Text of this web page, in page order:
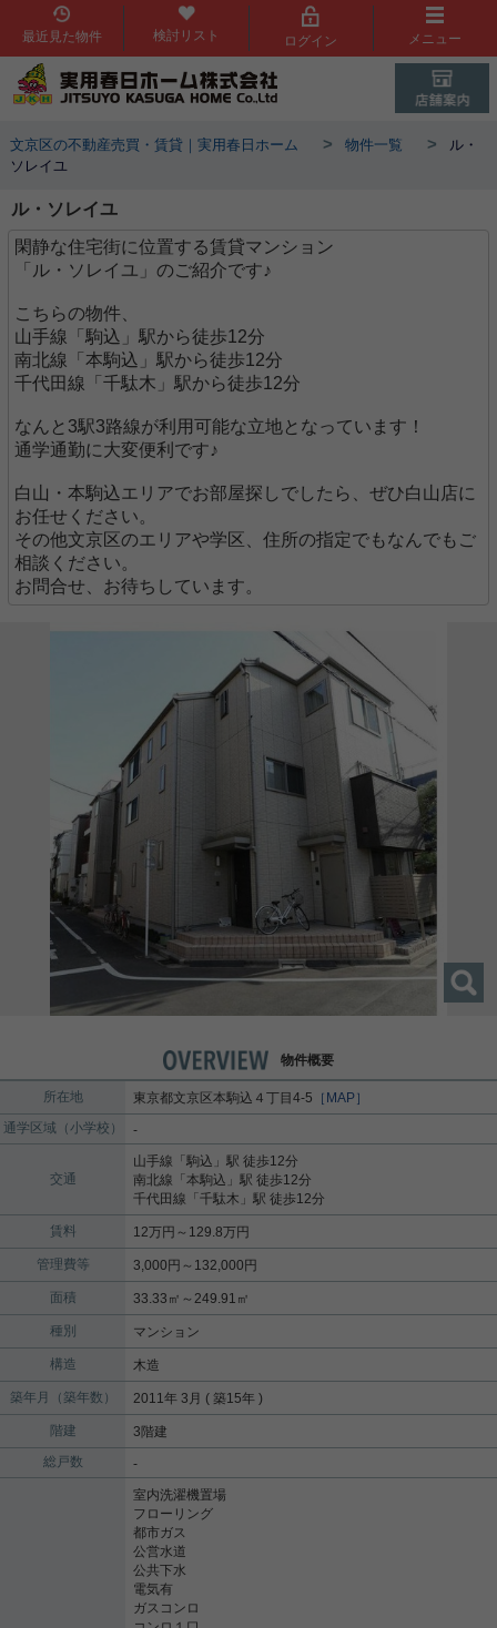
最近見た物件 検討リスト ログイン メニュー
文京区の不動産売買・賃貸｜実用春日ホーム > 物件一覧 >
ル・
ソレイユ
ル・ソレイユ
閑静な住宅街に位置する賃貸マンション
「ル・ソレイユ」のご紹介です♪
こちらの物件、
山手線「駒込」駅から徒歩12分
南北線「本駒込」駅から徒歩12分
千代田線「千駄木」駅から徒歩12分
なんと3駅3路線が利用可能な立地となっています！
通学通勤に大変便利です♪
白山・本駒込エリアでお部屋探しでしたら、ぜひ白山店に
お任せください。
その他文京区のエリアや学区、住所の指定でもなんでもご
相談ください。
お問合せ、お待ちしています。
物件概要
所在地 東京都文京区本駒込 ４丁目4-5 ［MAP］
通学区域（小学校）
-
交通
山手線 「駒込 」駅 徒歩12分
南北線 「本駒込 」駅 徒歩12分
千代田線 「千駄木 」駅 徒歩12分
賃料 12万円～129.8万円
管理費等 3,000円～132,000円
面積 33.33㎡～249.91㎡
種別 マンション
構造 木造
築年月（築年数） 2011年 3月 ( 築15年 )
階建
3階建
総戸数
-
室内洗濯機置場
フローリング
都市ガス
公営水道
公共下水
電気有
ガスコンロ